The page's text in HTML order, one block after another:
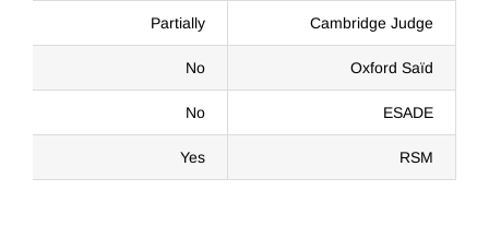
Cambridge Judge
Partially
Oxford Saïd
No
ESADE
No
RSM
Yes